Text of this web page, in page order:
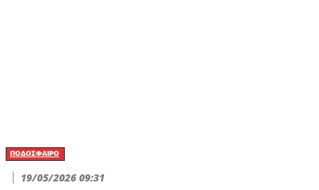
ΠΟΔΌΣΦΑΙΡΟ
19/05/2026 09:31